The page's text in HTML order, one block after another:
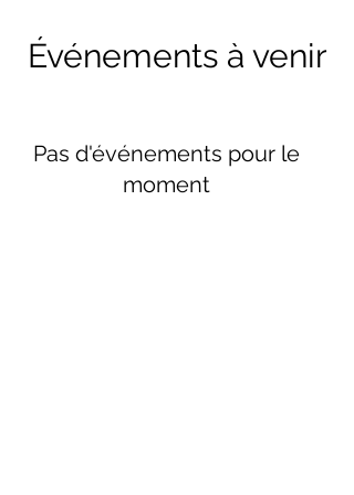
Événements à venir
Pas d'événements pour le
moment